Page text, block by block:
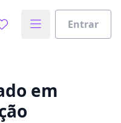
Entrar
em